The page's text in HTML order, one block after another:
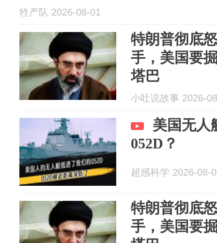
牲产队 2026-08-01
特朗普彻底
手，美国要
塔巴
小吐说故事 2026-
美国无人
052D？
超感科学 2026-08-
特朗普彻底
手，美国要